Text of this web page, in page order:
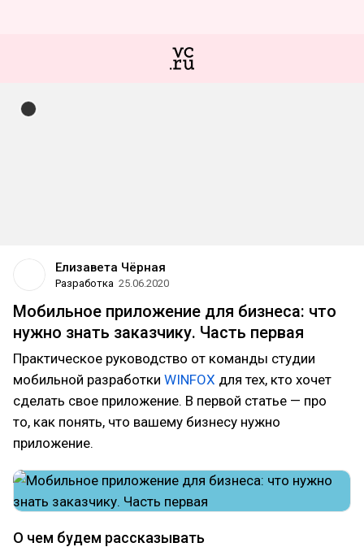
Елизавета Чёрная
Разработка 25.06.2020
Мобильное приложение для бизнеса: что
нужно знать заказчику. Часть первая
Практическое руководство от команды студии
мобильной разработки WINFOX для тех, кто хочет
сделать свое приложение. В первой статье — про
то, как понять, что вашему бизнесу нужно
приложение.
О чем будем рассказывать